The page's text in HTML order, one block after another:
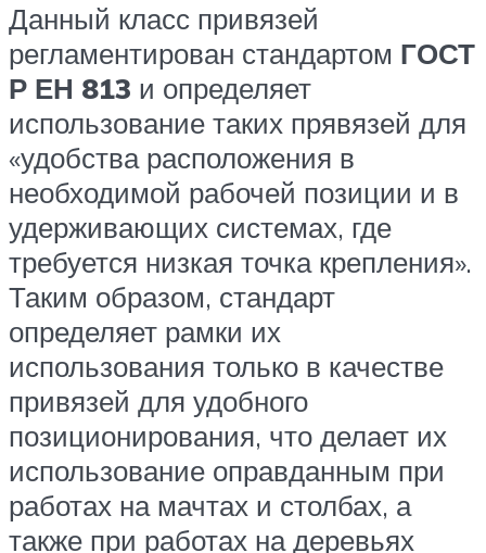
Данный класс привязей
регламентирован стандартом ГОСТ
Р ЕН 813 и определяет
использование таких прявязей для
«удобства расположения в
необходимой рабочей позиции и в
удерживающих системах, где
требуется низкая точка крепления».
Таким образом, стандарт
определяет рамки их
использования только в качестве
привязей для удобного
позиционирования, что делает их
использование оправданным при
работах на мачтах и столбах, а
также при работах на деревьях